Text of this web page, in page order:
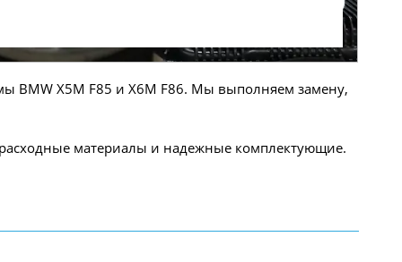
BMW X5M F85 и X6M F86. Мы выполняем замену,
материалы и надежные комплектующие.